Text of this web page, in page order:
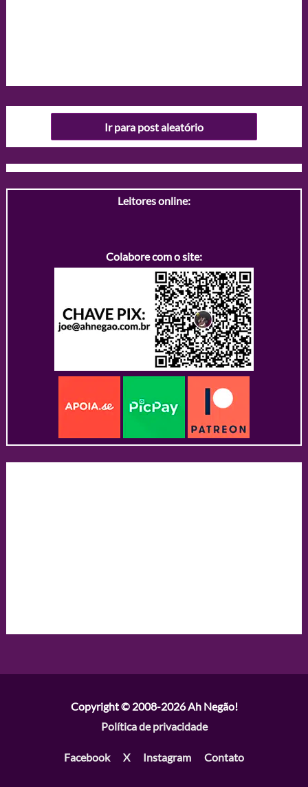
Ir para post aleatório
Leitores online:
Colabore com o site:
Copyright © 2008-2026Ah Negão!
Política de privacidade
Facebook X Instagram Contato